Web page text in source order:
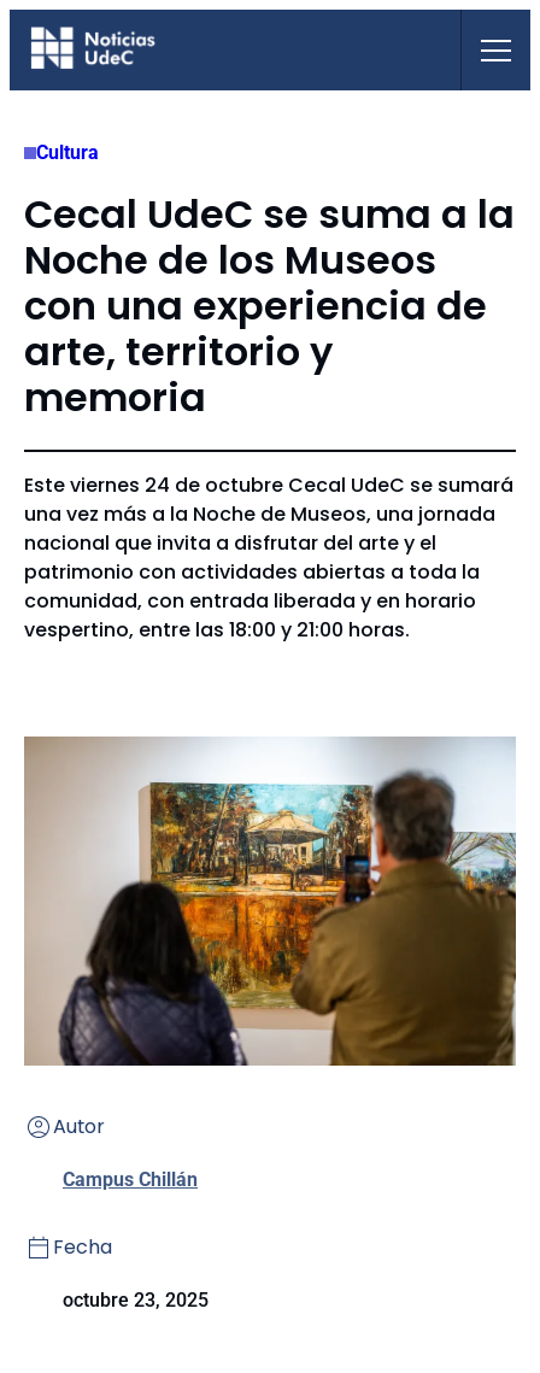
Saltar
Cultura
Cecal UdeC se suma a la
Noche de los Museos
con una experiencia de
arte, territorio y
memoria
Este viernes 24 de octubre Cecal UdeC se sumará
una vez más a la Noche de Museos, una jornada
nacional que invita a disfrutar del arte y el
patrimonio con actividades abiertas a toda la
comunidad, con entrada liberada y en horario
vespertino, entre las 18:00 y 21:00 horas.
Autor
Campus Chillán
Fecha
octubre 23, 2025